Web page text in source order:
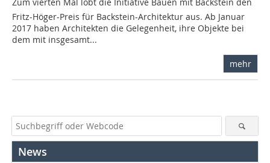
Zum vierten Mal lobt die Initiative Bauen mit Backstein den
Fritz-Höger-Preis für Backstein-Architektur aus. Ab Januar
2017 haben Architekten die Gelegenheit, ihre Objekte bei
dem mit insgesamt...
mehr
News